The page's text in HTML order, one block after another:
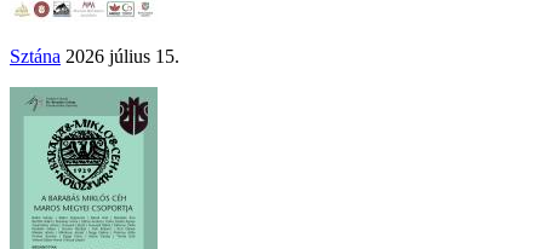
Sztána 2026 július 15.